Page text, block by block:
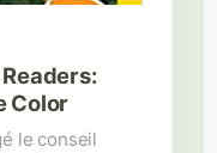
Color
le conseil